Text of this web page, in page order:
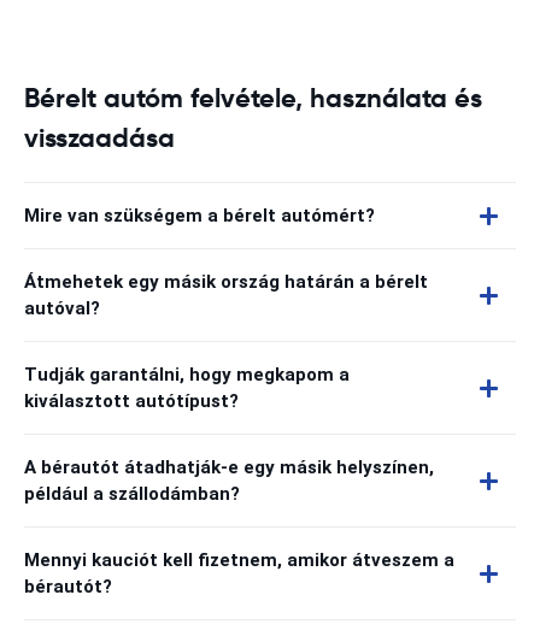
Bérelt autóm felvétele, használata és
visszaadása
Mire van szükségem a bérelt autómért?
Átmehetek egy másik ország határán a bérelt
autóval?
Tudják garantálni, hogy megkapom a
kiválasztott autótípust?
A bérautót átadhatják-e egy másik helyszínen,
például a szállodámban?
Mennyi kauciót kell fizetnem, amikor átveszem a
bérautót?